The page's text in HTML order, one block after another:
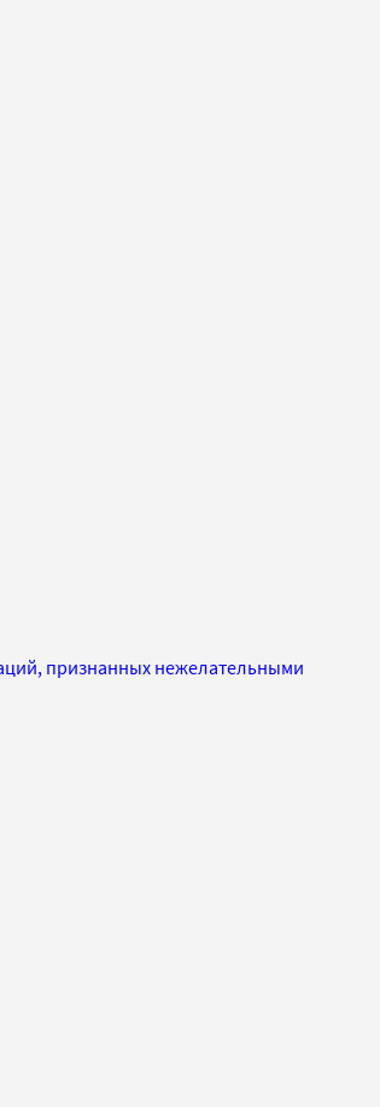
признанных нежелательными